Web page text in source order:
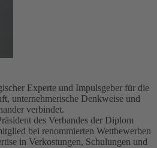
Experte und Impulsgeber für die
unternehmerische Denkweise und
verbindet.
des Verbandes der Diplom
bei renommierten Wettbewerben
in Verkostungen, Schulungen und